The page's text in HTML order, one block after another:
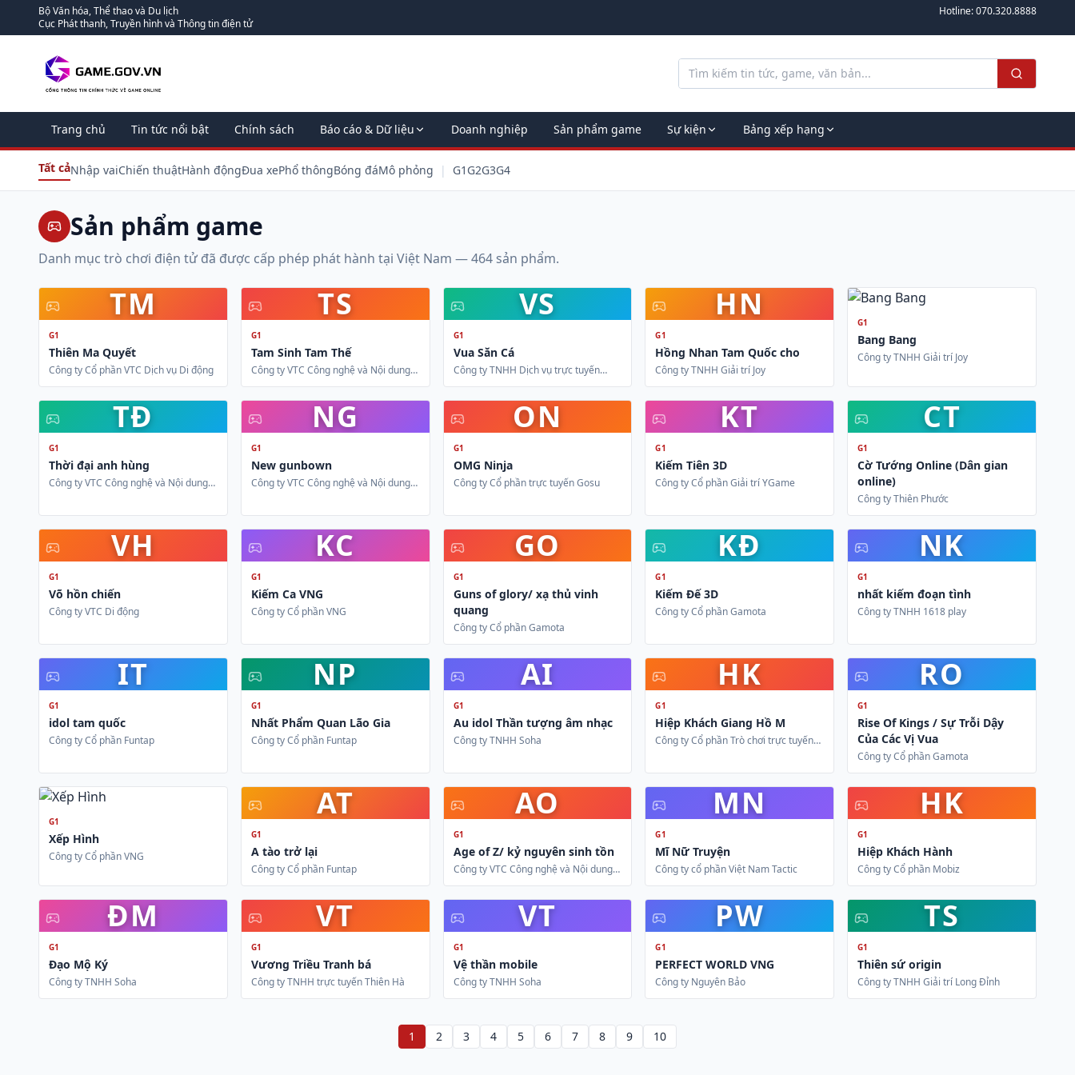
Bộ Văn hóa, Thể thao và Du lịch
Cục Phát thanh, Truyền hình và Thông tin điện tử
Hotline:070.320.8888
Trang chủ Tin tức nổi bật Chính sách Báo cáo & Dữ liệu Doanh nghiệp Sản phẩm game Sự kiện Bảng xếp hạng
Tất cảNhập vaiChiến thuậtHành độngĐua xePhổ thôngBóng đáMô phỏng | G1 G2G3G4
Sản phẩm game
Danh mục trò chơi điện tử đã được cấp phép phát hành tại Việt Nam —464 sản phẩm.
TM
G1
Thiên Ma Quyết
Công ty Cổ phần VTC Dịch vụ Di động
TS
G1
Tam Sinh Tam Thế
Công ty VTC Công nghệ và Nội dung
VS
G1
Vua Săn Cá
Công ty TNHH Dịch vụ trực tuyến
HN
G1
Hồng Nhan Tam Quốc cho
Công ty TNHH Giải trí Joy
G1
Bang Bang
Công ty TNHH Giải trí Joy
TĐ
G1
Thời đại anh hùng
Công ty VTC Công nghệ và Nội dung
NG
G1
New gunbown
Công ty VTC Công nghệ và Nội dung
ON
G1
OMG Ninja
Công ty Cổ phần trực tuyến Gosu
KT
G1
Kiếm Tiên 3D
Công ty Cổ phần Giải trí YGame
CT
G1
Cờ Tướng Online (Dân gian
online)
Công ty Thiên Phước
VH
G1
Võ hồn chiến
Công ty VTC Di động
KC
G1
Kiếm Ca VNG
Công ty Cổ phần VNG
GO
G1
Guns of glory/ xạ thủ vinh
quang
Công ty Cổ phần Gamota
KĐ
G1
Kiếm Đế 3D
Công ty Cổ phần Gamota
NK
G1
nhất kiếm đoạn tình
Công ty TNHH 1618 play
IT
G1
idol tam quốc
Công ty Cổ phần Funtap
NP
G1
Nhất Phẩm Quan Lão Gia
Công ty Cổ phần Funtap
AI
G1
Au idol Thần tượng âm nhạc
Công ty TNHH Soha
HK
G1
Hiệp Khách Giang Hồ M
Công ty Cổ phần Trò chơi trực tuyến
RO
G1
Rise Of Kings / Sự Trỗi Dậy
Của Các Vị Vua
Công ty Cổ phần Gamota
G1
Xếp Hình
Công ty Cổ phần VNG
AT
G1
A tào trở lại
Công ty Cổ phần Funtap
AO
G1
Age of Z/ kỷ nguyên sinh tồn
Công ty VTC Công nghệ và Nội dung
MN
G1
Mĩ Nữ Truyện
Công ty cổ phần Việt Nam Tactic
HK
G1
Hiệp Khách Hành
Công ty Cổ phần Mobiz
ĐM
G1
Đạo Mộ Ký
Công ty TNHH Soha
VT
G1
Vương Triều Tranh bá
Công ty TNHH trực tuyến Thiên Hà
VT
G1
Vệ thần mobile
Công ty TNHH Soha
PW
G1
PERFECT WORLD VNG
Công ty Nguyên Bảo
TS
G1
Thiên sứ origin
Công ty TNHH Giải trí Long Đỉnh
1 2 3 4 5 6 7 8 9 10